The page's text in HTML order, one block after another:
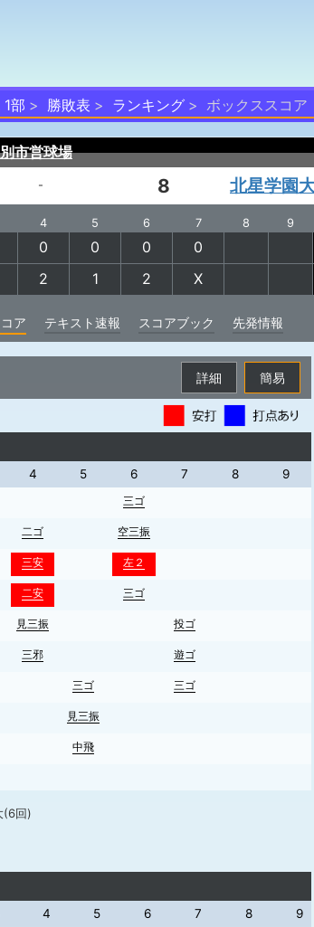
部 勝敗表 ランキング ボックススコア
市営球場
- 8 北星学園
4 5 6 7 8 9
0 0 0 0
2 1 2 X
ア テキスト速報 スコアブック 先発情報
簡易
詳細
4 5 6 7 8
9
三ゴ
二ゴ 空三振
三安 左２
二安 三ゴ
見三振 投ゴ
三邪 遊ゴ
三ゴ 三ゴ
見三振
中飛
(6回)
4 5 6 7 8
9